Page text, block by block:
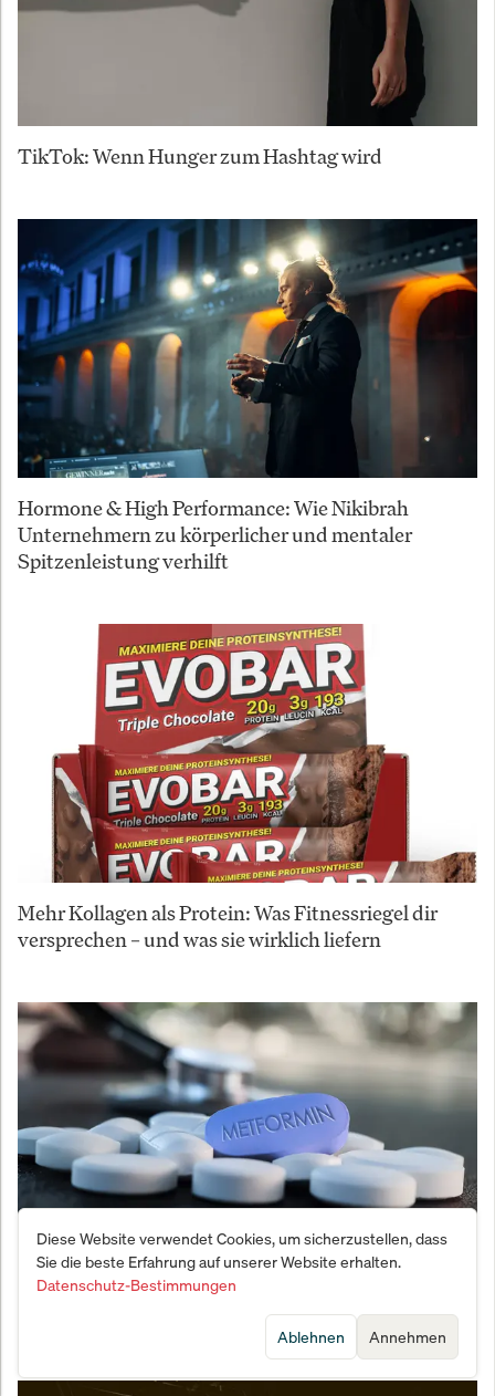
TikTok: Wenn Hunger zum Hashtag wird
Hormone & High Performance: Wie Nikibrah
Unternehmern zu körperlicher und mentaler
Spitzenleistung verhilft
Mehr Kollagen als Protein: Was Fitnessriegel dir
versprechen – und was sie wirklich liefern
20-Cent-Pille gegen Krebs – kommt Metformin als
Diese Website verwendet Cookies, um sicherzustellen, dass
Sie die beste Erfahrung auf unserer Website erhalten.
Datenschutz-Bestimmungen
Annehmen
Ablehnen